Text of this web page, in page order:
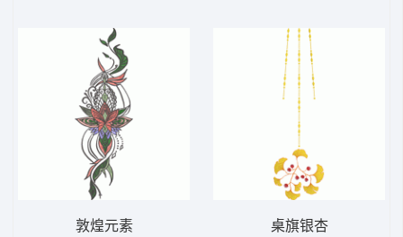
敦煌元素 桌旗银杏